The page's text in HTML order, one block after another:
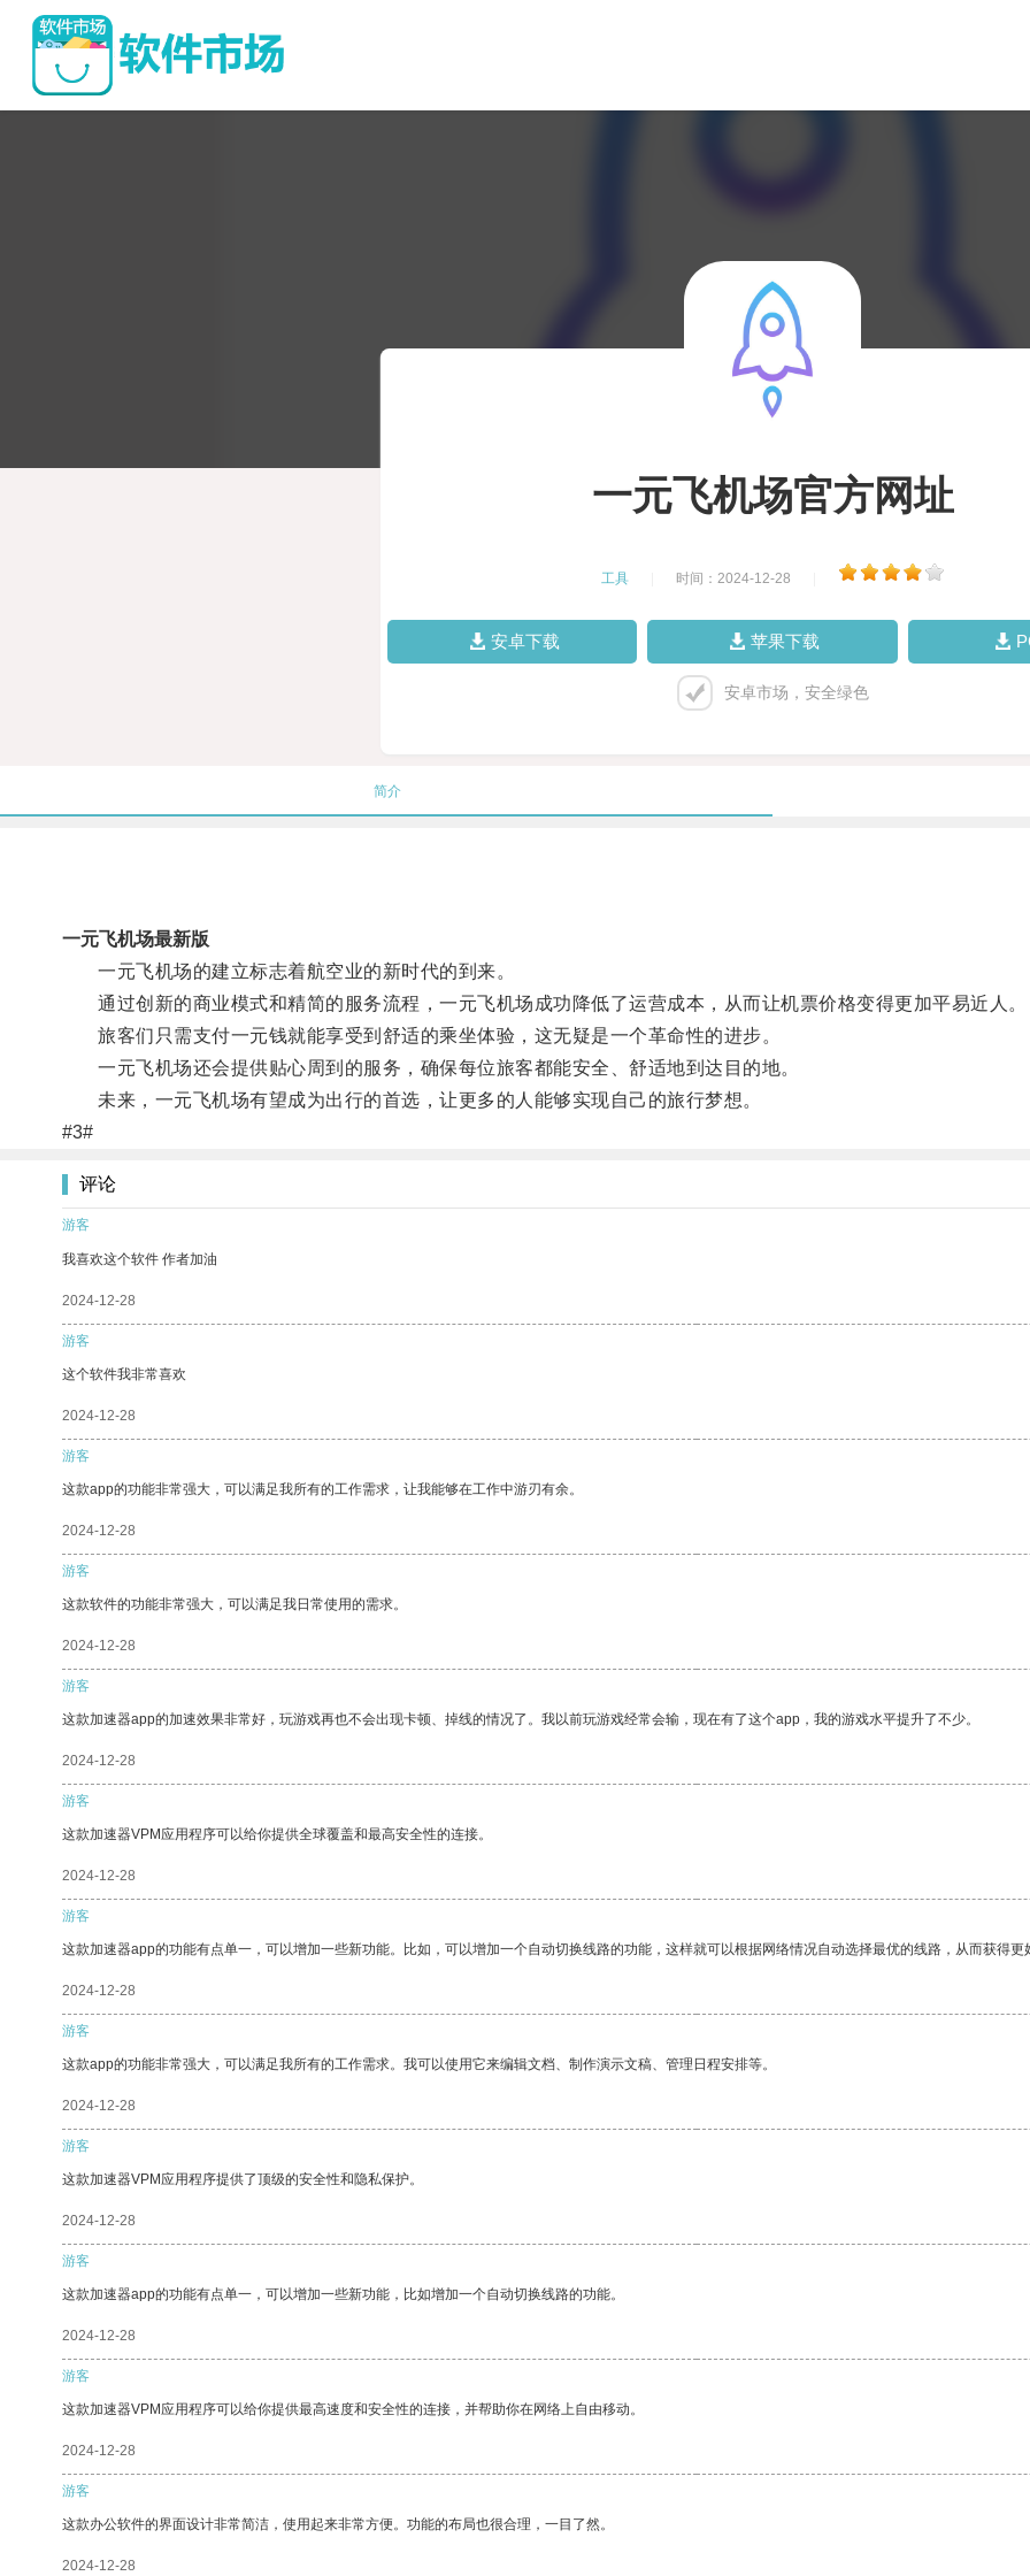
一元飞机场官方网址
工具 时间：2024-12-28
安卓下载 苹果下载
安卓市场，安全绿色
简介
一元飞机场最新版
一元飞机场的建立标志着航空业的新时代的到来。
通过创新的商业模式和精简的服务流程，一元飞机场成功降低了运营成本，从而让机票价格变得更加平易近人。
旅客们只需支付一元钱就能享受到舒适的乘坐体验，这无疑是一个革命性的进步。
一元飞机场还会提供贴心周到的服务，确保每位旅客都能安全、舒适地到达目的地。
未来，一元飞机场有望成为出行的首选，让更多的人能够实现自己的旅行梦想。
#3#
评论
游客
我喜欢这个软件 作者加油
2024-12-28
游客
这个软件我非常喜欢
2024-12-28
游客
这款app的功能非常强大，可以满足我所有的工作需求，让我能够在工作中游刃有余。
2024-12-28
游客
这款软件的功能非常强大，可以满足我日常使用的需求。
2024-12-28
游客
这款加速器app的加速效果非常好，玩游戏再也不会出现卡顿、掉线的情况了。我以前玩游戏经常会输，现在有了这个app，我的游戏水平提升了不少。
2024-12-28
游客
这款加速器VPM应用程序可以给你提供全球覆盖和最高安全性的连接。
2024-12-28
游客
这款加速器app的功能有点单一，可以增加一些新功能。比如，可以增加一个自动切换线路的功能，这样就可以根据网络情况自动选择最优的线路，从而获得更
2024-12-28
游客
这款app的功能非常强大，可以满足我所有的工作需求。我可以使用它来编辑文档、制作演示文稿、管理日程安排等。
2024-12-28
游客
这款加速器VPM应用程序提供了顶级的安全性和隐私保护。
2024-12-28
游客
这款加速器app的功能有点单一，可以增加一些新功能，比如增加一个自动切换线路的功能。
2024-12-28
游客
这款加速器VPM应用程序可以给你提供最高速度和安全性的连接，并帮助你在网络上自由移动。
2024-12-28
游客
这款办公软件的界面设计非常简洁，使用起来非常方便。功能的布局也很合理，一目了然。
2024-12-28